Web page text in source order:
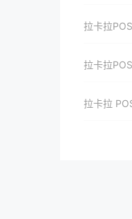
拉卡拉
拉卡拉
拉卡拉